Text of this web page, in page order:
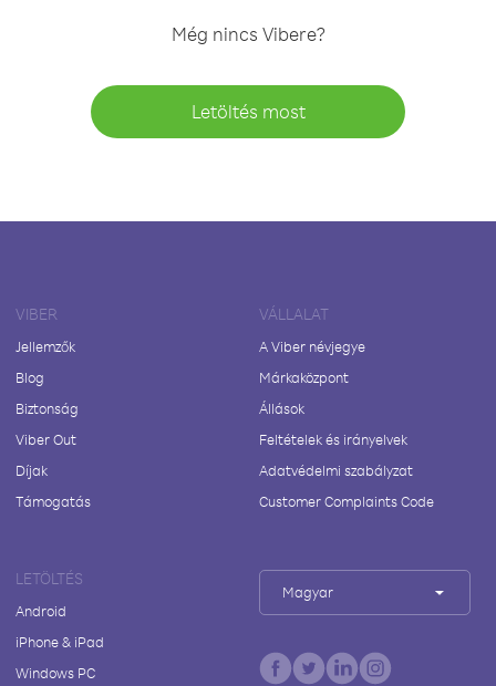
Még nincs Vibere?
Letöltés most
VIBER
Jellemzők
Blog
Biztonság
Viber Out
Díjak
Támogatás
VÁLLALAT
A Viber névjegye
Márkaközpont
Állások
Feltételek és irányelvek
Adatvédelmi szabályzat
Customer Complaints Code
LETÖLTÉS
Android
iPhone & iPad
Windows PC
Magyar